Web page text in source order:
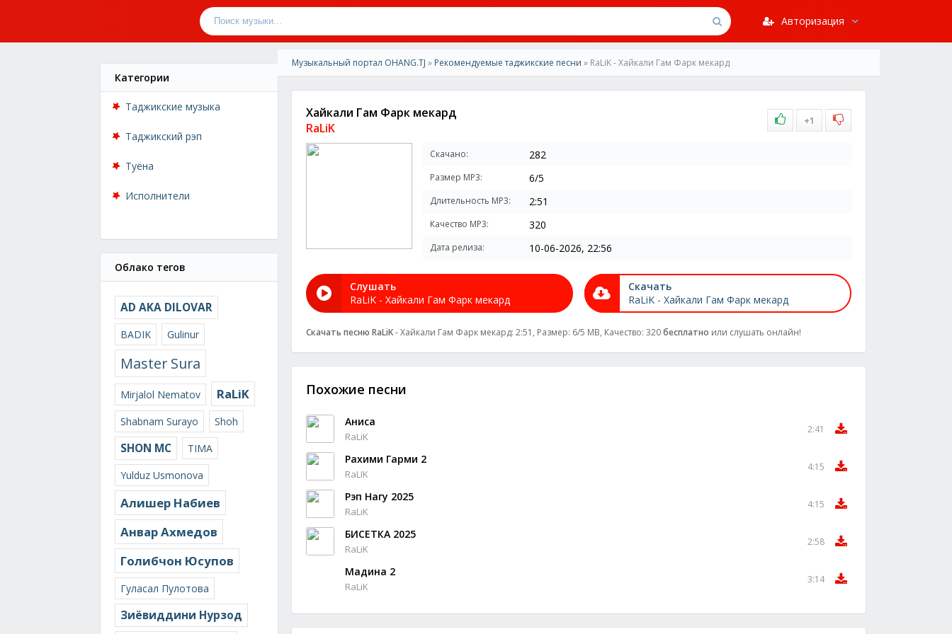
Авторизация
Категории
Таджикские музыка
Таджикский рэп
Туёна
Исполнители
Облако тегов
AD AKA DILOVAR
BADIK Gulinur
Master Sura
Mirjalol Nematov RaLiK
Shabnam Surayo Shoh
SHON MC
TIMA
Yulduz Usmonova
Алишер Набиев
Анвар Ахмедов
Голибчон Юсупов
Гуласал Пулотова
Зиёвиддини Нурзод
Музыкальный портал OHANG.TJ » Рекомендуемые таджикские песни » RaLiK - Хайкали Гам Фарк мекард
Хайкали Гам Фарк мекард
RaLiK
+1
Скачано: 282
Размер MP3: 6/5
Длительность MP3: 2:51
Качество MP3: 320
Дата релиза: 10-06-2026, 22:56
Слушать
RaLiK - Хайкали Гам Фарк мекард
Скачать
RaLiK - Хайкали Гам Фарк мекард
Скачать песню RaLiK- Хайкали Гам Фарк мекард: 2:51, Размер: 6/5 MB, Качество: 320бесплатно или слушать онлайн!
Похожие песни
Аниса
RaLiK
2:41
Рахими Гарми 2
RaLIK
4:15
Рэп Нагу 2025
RaLiK
4:15
БИСЕТКА 2025
RaLiK
2:58
Мадина 2
RaLiK
3:14